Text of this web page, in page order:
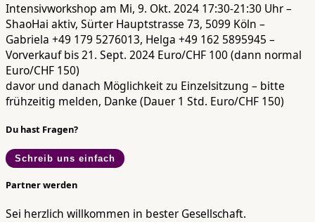
Intensivworkshop am Mi, 9. Okt. 2024 17:30-21:30 Uhr –
ShaoHai aktiv, Sürter Hauptstrasse 73, 5099 Köln –
Gabriela +49 179 5276013, Helga +49 162 5895945 –
Vorverkauf bis 21. Sept. 2024 Euro/CHF 100 (dann normal
Euro/CHF 150)
davor und danach Möglichkeit zu Einzelsitzung – bitte
frühzeitig melden, Danke (Dauer 1 Std. Euro/CHF 150)
Du hast Fragen?
Schreib uns einfach
Partner werden
Sei herzlich willkommen in bester Gesellschaft.